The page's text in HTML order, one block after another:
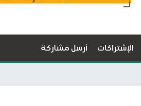
الإشتراكات أرسل مشاركة